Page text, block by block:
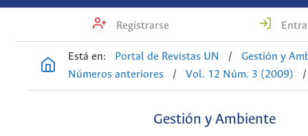
Registrarse
Está en: Portal de Revistas UN /
Gestión y
Números anteriores
/ Vol. 12 Núm. 3 (2009) /
Gestión y Ambiente